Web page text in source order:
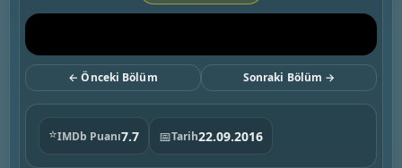
← Önceki Bölüm Sonraki Bölüm →
⭐IMDb Puanı7.7 📅Tarih22.09.2016